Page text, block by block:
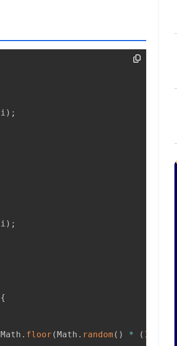
i ) ;
i ) ;
{
Math . floor ( Math . random ( ) * ( 122